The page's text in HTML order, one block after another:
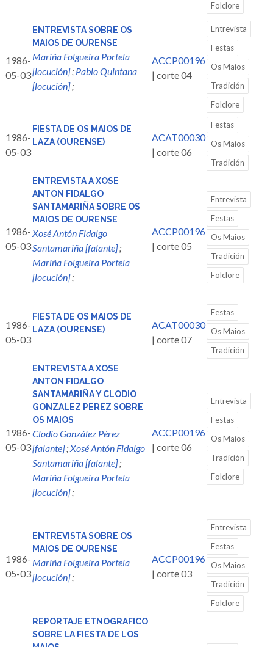
Folclore
1986-
05-03
ENTREVISTA SOBRE OS
MAIOS DE OURENSE
Mariña Folgueira Portela
[locución]; Pablo Quintana
[locución];
ACCP00196
| corte 04
Entrevista
Festas
Os Maios
Tradición
Folclore
1986-
05-03
FIESTA DE OS MAIOS DE
LAZA (OURENSE)
ACAT00030
| corte 06
Festas
Os Maios
Tradición
1986-
05-03
ENTREVISTA A XOSE
ANTON FIDALGO
SANTAMARIÑA SOBRE OS
MAIOS DE OURENSE
Xosé Antón Fidalgo
Santamariña [falante];
Mariña Folgueira Portela
[locución];
ACCP00196
| corte 05
Entrevista
Festas
Os Maios
Tradición
Folclore
1986-
05-03
FIESTA DE OS MAIOS DE
LAZA (OURENSE)
ACAT00030
| corte 07
Festas
Os Maios
Tradición
1986-
05-03
ENTREVISTA A XOSE
ANTON FIDALGO
SANTAMARIÑA Y CLODIO
GONZALEZ PEREZ SOBRE
OS MAIOS
Clodio González Pérez
[falante];Xosé Antón Fidalgo
Santamariña [falante];
Mariña Folgueira Portela
[locución];
ACCP00196
| corte 06
Entrevista
Festas
Os Maios
Tradición
Folclore
1986-
05-03
ENTREVISTA SOBRE OS
MAIOS DE OURENSE
Mariña Folgueira Portela
[locución];
ACCP00196
| corte 03
Entrevista
Festas
Os Maios
Tradición
Folclore
REPORTAJE ETNOGRAFICO
SOBRE LA FIESTA DE LOS